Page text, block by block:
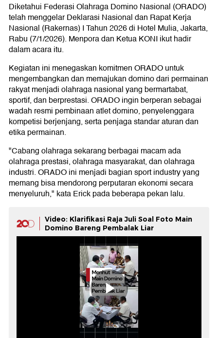
Diketahui Federasi Olahraga Domino Nasional (ORADO)
telah menggelar Deklarasi Nasional dan Rapat Kerja
Nasional (Rakernas) I Tahun 2026 di Hotel Mulia, Jakarta,
Rabu (7/1/2026). Menpora dan Ketua KONI ikut hadir
dalam acara itu.
Kegiatan ini menegaskan komitmen ORADO untuk
mengembangkan dan memajukan domino dari permainan
rakyat menjadi olahraga nasional yang bermartabat,
sportif, dan berprestasi. ORADO ingin berperan sebagai
wadah resmi pembinaan atlet domino, penyelenggara
kompetisi berjenjang, serta penjaga standar aturan dan
etika permainan.
"Cabang olahraga sekarang berbagai macam ada
olahraga prestasi, olahraga masyarakat, dan olahraga
industri. ORADO ini menjadi bagian sport industry yang
memang bisa mendorong perputaran ekonomi secara
menyeluruh," kata Erick pada beberapa pekan lalu.
Video: Klarifikasi Raja Juli Soal Foto Main
Domino Bareng Pembalak Liar